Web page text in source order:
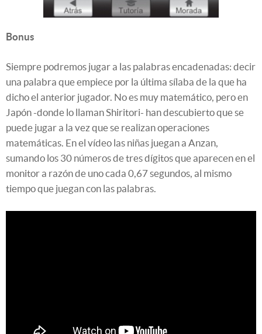
Bonus
Siempre podremos jugar a las palabras encadenadas: decir
una palabra que empiece por la última sílaba de la que ha
dicho el anterior jugador. No es muy matemático, pero en
Japón -donde lo llaman Shiritori- han descubierto que se
puede jugar a la vez que se realizan operaciones
matemáticas. En el vídeo las niñas juegan a Anzan,
sumando los 30 números de tres dígitos que aparecen en el
monitor a razón de uno cada 0,67 segundos, al mismo
tiempo que juegan con las palabras.